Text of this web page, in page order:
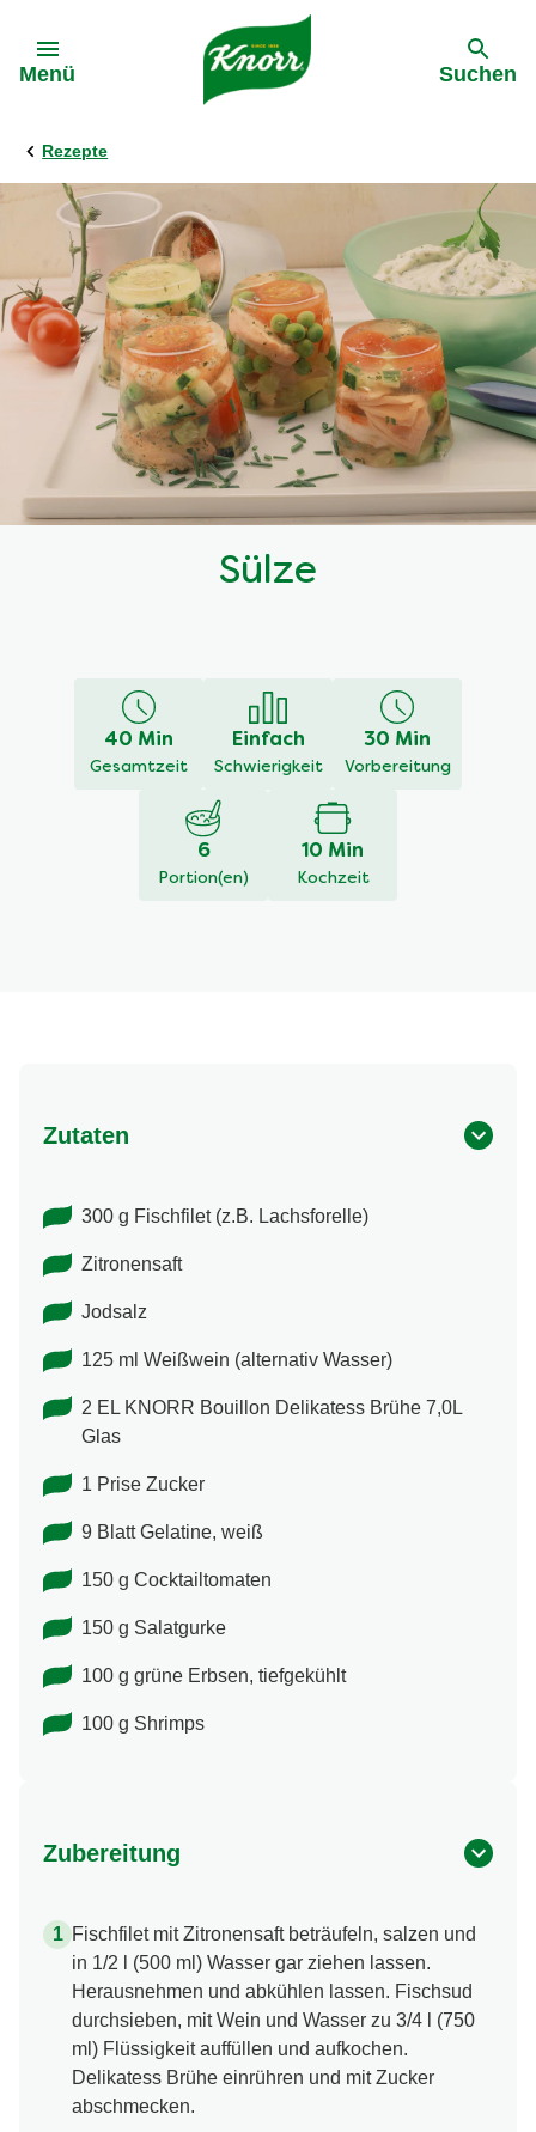
Menü Suchen
Rezepte
Sülze
40 Min
Gesamtzeit
Einfach
Schwierigkeit
30 Min
Vorbereitung
6
Portion(en)
10 Min
Kochzeit
Zutaten
300 g Fischfilet (z.B. Lachsforelle)
Zitronensaft
Jodsalz
125 ml Weißwein (alternativ Wasser)
2 EL KNORR Bouillon Delikatess Brühe 7,0L
Glas
1 Prise Zucker
9 Blatt Gelatine, weiß
150 g Cocktailtomaten
150 g Salatgurke
100 g grüne Erbsen, tiefgekühlt
100 g Shrimps
Zubereitung
Fischfilet mit Zitronensaft beträufeln, salzen und
in 1/2 l (500 ml) Wasser gar ziehen lassen.
Herausnehmen und abkühlen lassen. Fischsud
durchsieben, mit Wein und Wasser zu 3/4 l (750
ml) Flüssigkeit auffüllen und aufkochen.
Delikatess Brühe einrühren und mit Zucker
abschmecken.